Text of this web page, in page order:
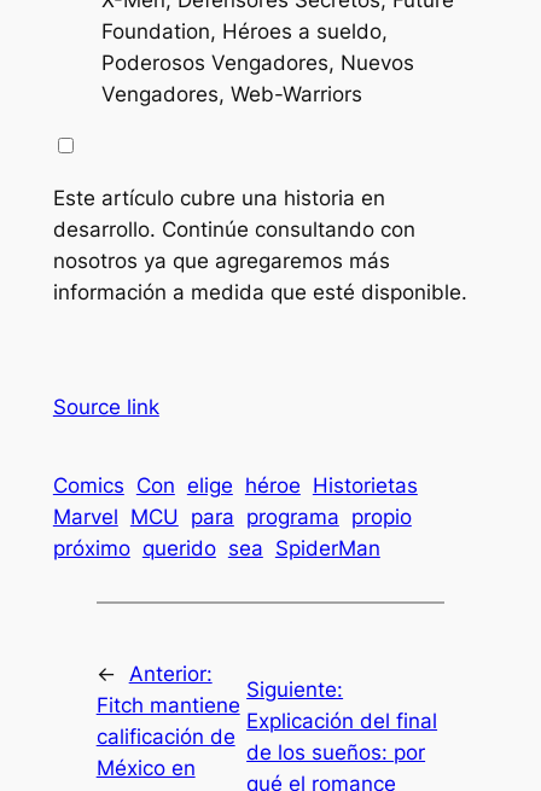
Foundation, Héroes a sueldo,
Poderosos Vengadores, Nuevos
Vengadores, Web-Warriors
Este artículo cubre una historia en
desarrollo. Continúe consultando con
nosotros ya que agregaremos más
información a medida que esté disponible.
Source link
Comics Con elige héroe Historietas
Marvel MCU para programa propio
próximo querido sea SpiderMan
←
Anterior:
Fitch mantiene
calificación de
México en
Siguiente:
Explicación del final
de los sueños: por
qué el romance